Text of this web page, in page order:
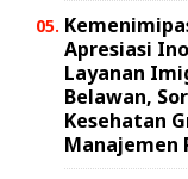
Apresiasi
Layanan
Belawan,
Kesehatan
Manajemen